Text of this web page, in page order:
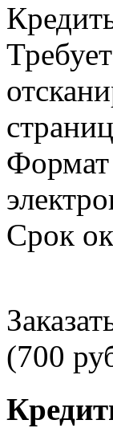
Формат
Срок
(700